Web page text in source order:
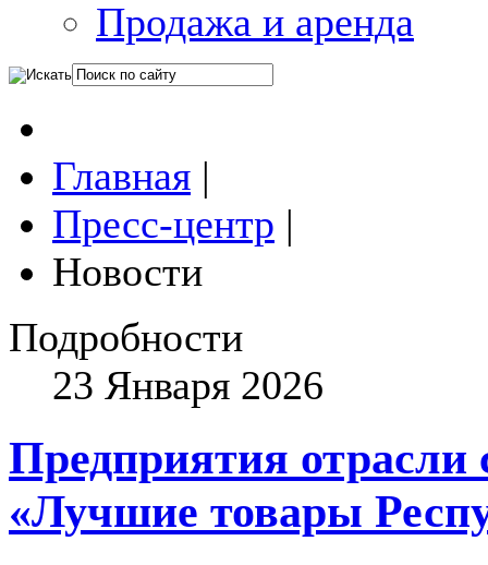
Продажа и аренда
Главная |
Пресс-центр |
Новости
Подробности
23 Января 2026
Предприятия отрасли
«Лучшие товары